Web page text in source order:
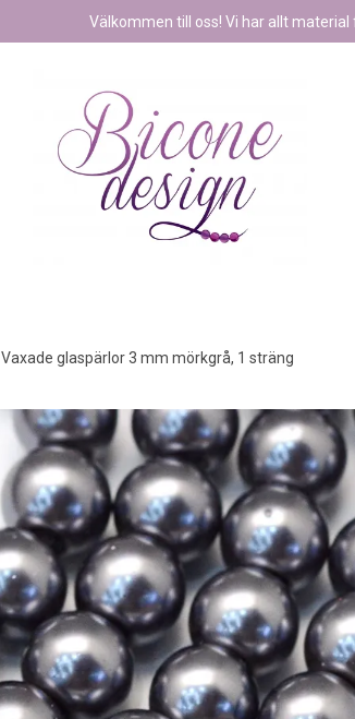
Välkommen till oss! Vi har allt
Vaxade glaspärlor 3 mm mörkgrå, 1 sträng